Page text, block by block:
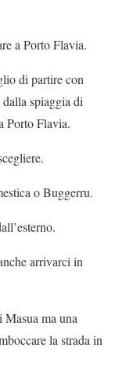
a Porto Flavia.
di partire con
spiaggia di
Porto Flavia.
o Buggerru.
arrivarci in
ma una
la strada in